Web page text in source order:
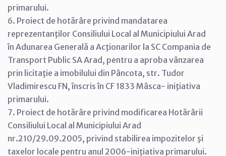
primarului.
6. Proiect de hotărâre privind mandatarea
reprezentanţilor Consiliului Local al Municipiului Arad
în Adunarea Generală a Acţionarilor la SC Compania de
Transport Public SA Arad, pentru a aproba vânzarea
prin licitaţie a imobilului din Pâncota, str. Tudor
Vladimirescu FN, înscris în CF 1833 Mâsca- iniţiativa
primarului.
7. Proiect de hotărâre privind modificarea Hotărârii
Consiliului Local al Municipiului Arad
nr.210/29.09.2005, privind stabilirea impozitelor şi
taxelor locale pentru anul 2006-iniţiativa primarului.